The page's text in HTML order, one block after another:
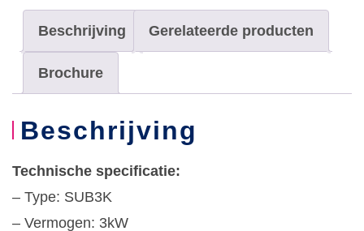
kabel
aantalBeschrijving Gerelateerde producten
Brochure
Beschrijving
Technische specificatie:
– Type: SUB3K
– Vermogen: 3kW